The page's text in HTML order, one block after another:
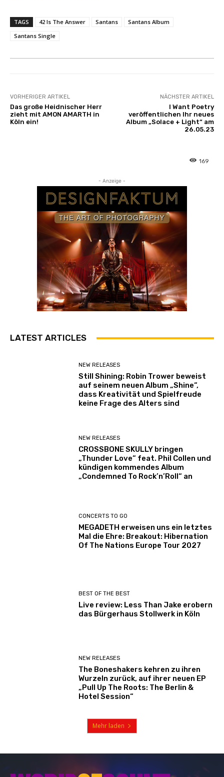
TAGS 42 Is The Answer Santans
Santans Album
Santans Single
VORHERIGER ARTIKEL
Das große Heidnischer Herr
zieht mit AMON AMARTH in
Köln ein!
NÄCHSTER ARTIKEL
I Want Poetry
veröffentlichen Ihr neues
Album „Solace + Light“ am
26.05.23
169
- Anzeige -
LATEST ARTICLES
NEW RELEASES
Still Shining: Robin Trower beweist
auf seinem neuen Album „Shine“,
dass Kreativität und Spielfreude
keine Frage des Alters sind
NEW RELEASES
CROSSBONE SKULLY bringen
„Thunder Love“ feat. Phil Collen und
kündigen kommendes Album
„Condemned To Rock’n’Roll“ an
CONCERTS TO GO
MEGADETH erweisen uns ein letztes
Mal die Ehre: Breakout: Hibernation
Of The Nations Europe Tour 2027
BEST OF THE BEST
Live review: Less Than Jake erobern
das Bürgerhaus Stollwerk in Köln
NEW RELEASES
The Boneshakers kehren zu ihren
Wurzeln zurück, auf ihrer neuen EP
„Pull Up The Roots: The Berlin &
Hotel Session“
Mehr laden